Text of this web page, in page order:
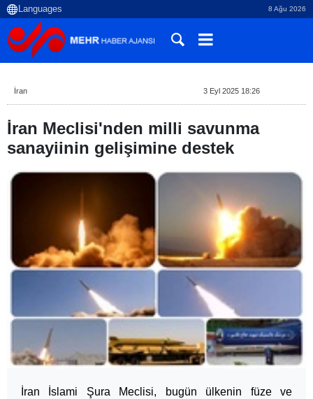
8 Ağu 2026
İran 3 Eyl 2025 18:26
İran Meclisi'nden milli savunma
sanayiinin gelişimine destek
İran İslami Şura Meclisi, bugün ülkenin füze ve